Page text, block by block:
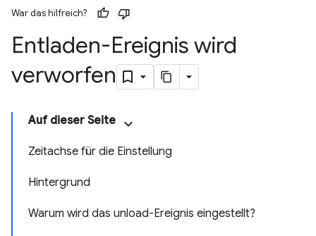
War das hilfreich?
Entladen-Ereignis wird
verworfen
Auf dieser Seite
Zeitachse für die Einstellung
Hintergrund
Warum wird das unload-Ereignis eingestellt?